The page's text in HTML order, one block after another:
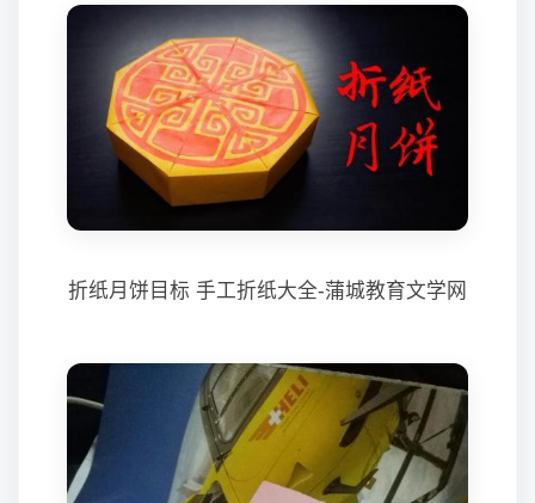
折纸月饼目标 手工折纸大全-蒲城教育文学网